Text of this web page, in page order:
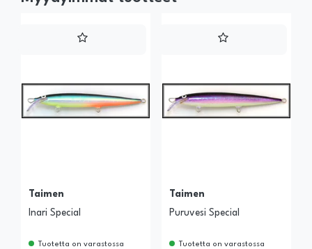
Taimen
Inari Special
Tuotetta on varastossa
Taimen
Puruvesi Special
Tuotetta on varastossa